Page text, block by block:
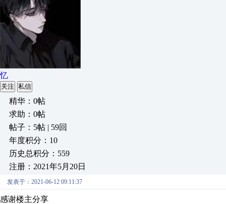
忆
关注 私信
精华：0帖
求助：0帖
帖子：5帖 | 59回
年度积分：10
历史总积分：559
注册：2021年5月20日
发表于：2021-06-12 09:11:37
感谢楼主分享